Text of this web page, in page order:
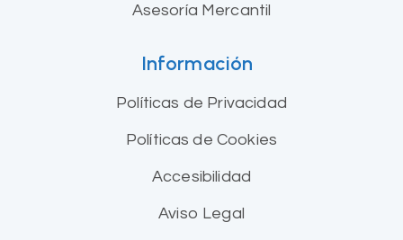
Asesoría Mercantil
Información
Políticas de Privacidad
Políticas de Cookies
Accesibilidad
Aviso Legal